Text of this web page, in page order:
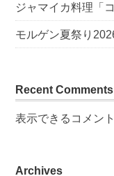
ジャマイカ料理「
モルゲン夏祭り
Recent Comments
表示できるコメン
Archives